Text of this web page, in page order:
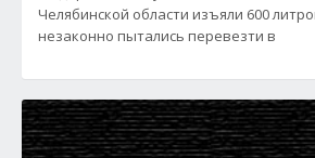
Челябинской области изъяли 600
незаконно пытались перевезти в